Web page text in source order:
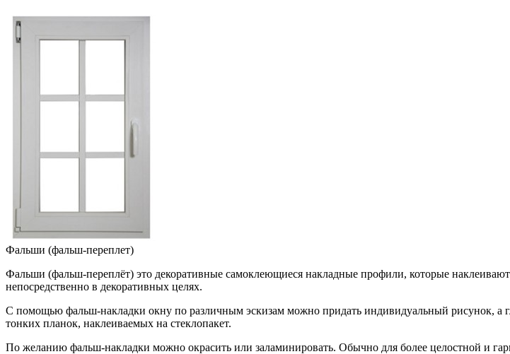
Фальши (фальш-переплет)
Фальши (фальш-переплёт) это декоративные самоклеющиеся накладные профили, которые
непосредственно в декоративных целях.
С помощью фальш-накладки окну по различным эскизам можно придать индивидуальный рисунок, а
тонких планок, наклеиваемых на стеклопакет.
По желанию фальш-накладки можно окрасить или заламинировать. Обычно для более целостной и